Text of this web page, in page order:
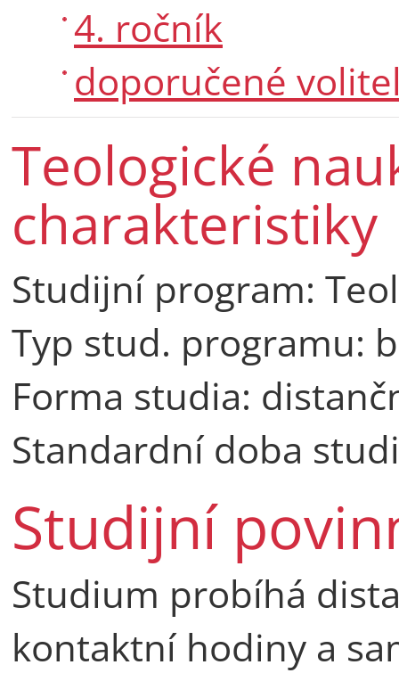
4. ročník
doporučené
Teologické
charakteristiky
Studijní program:
Typ stud. programu:
Forma studia:
Standardní doba
Studijní
Studium probíhá
kontaktní hodiny a